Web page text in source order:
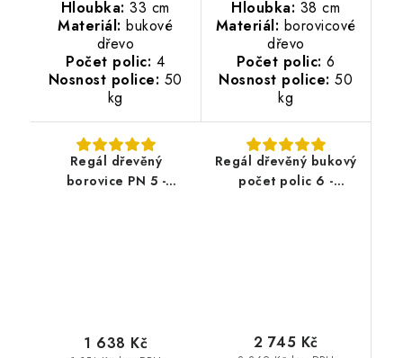
Hloubka: 33 cm
Materiál: bukové
dřevo
Počet polic: 4
Nosnost police: 50
kg
Hloubka: 38 cm
Materiál: borovicové
dřevo
Počet polic: 6
Nosnost police: 50
kg
Regál dřevěný
borovice PN 5 -
1 638 Kč
Regál dřevěný bukový
počet polic 6 -
2 745 Kč